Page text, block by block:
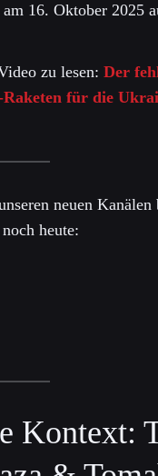
16. Oktober 2025
zu lesen:Der
für die
neuen
heute:
Kontext: